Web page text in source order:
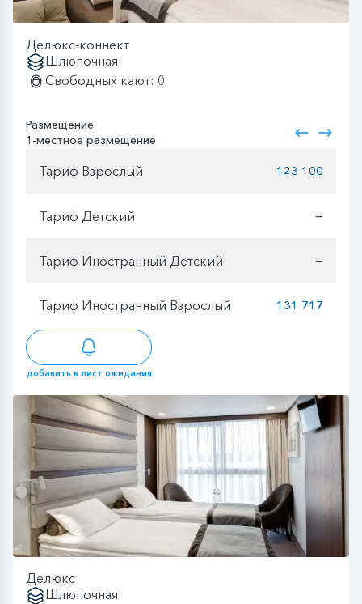
Делюкс-коннект
Шлюпочная
Свободных кают: 0
Размещение
1-местное размещение
Тариф Взрослый 123 100
Тариф Детский —
Тариф Иностранный Детский —
Тариф Иностранный Взрослый 131 717
добавить в лист ожидания
Делюкс
Шлюпочная